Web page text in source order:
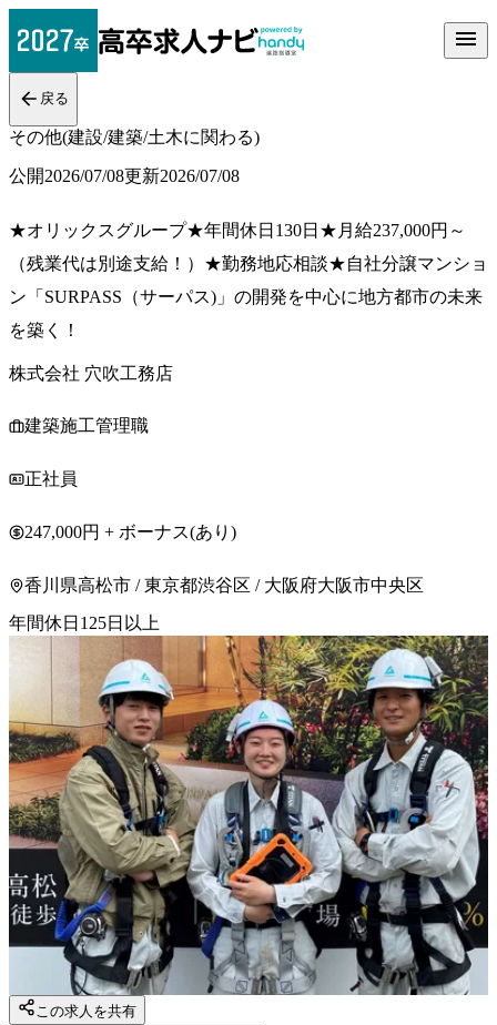
戻る
その他(建設/建築/土木に関わる)
公開2026/07/08更新2026/07/08
★オリックスグループ★年間休日130日★月給237,000円～
（残業代は別途支給！）★勤務地応相談★自社分譲マンショ
ン「SURPASS（サーパス)」の開発を中心に地方都市の未来
を築く！
株式会社 穴吹工務店
建築施工管理職
正社員
247,000円 + ボーナス(あり)
香川県高松市 / 東京都渋谷区 / 大阪府大阪市中央区
年間休日125日以上
この求人を共有